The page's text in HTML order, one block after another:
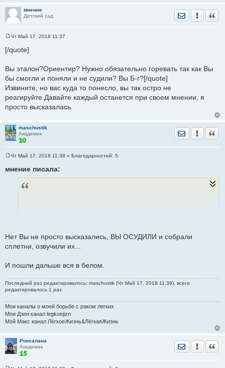
мнение
Детский сад
Отправить
о
е
н
е
Чт Май 17, 2018 11:37
[/quote]
Вы эталон?Ориентир? Нужно обязательно горевать так как Вы
бы смогли и поняли и не судили? Вы Б-г?[/quote]
Извините, но вас куда то понесло, вы так остро не
реагируйте.Давайте каждый останется при своем мнении, я
просто высказалась.
maschustik
Академик
Отправить
о
Чт Май 17, 2018 11:38 » Благодарностей: 5
мнение писала:
реагируйте.Давайте каждый останется при своем мнении, я
просто высказалась.
Нет Вы не просто высказались, ВЫ ОСУДИЛИ и собрали
сплетни, озвучили их...
И пошли дальше вся в белом.
Последний раз редактировалось: maschustik (Чт Май 17, 2018 11:39), всего
редактировалось 1 раз
Мои каналы о моей борьбе с раком легких
Мои Дзен канал legkoejizn
Мой Макс канал ЛёгкоеЖизнь&ЛёгкаяЖизнь
Роксалана
Академик
Отправить